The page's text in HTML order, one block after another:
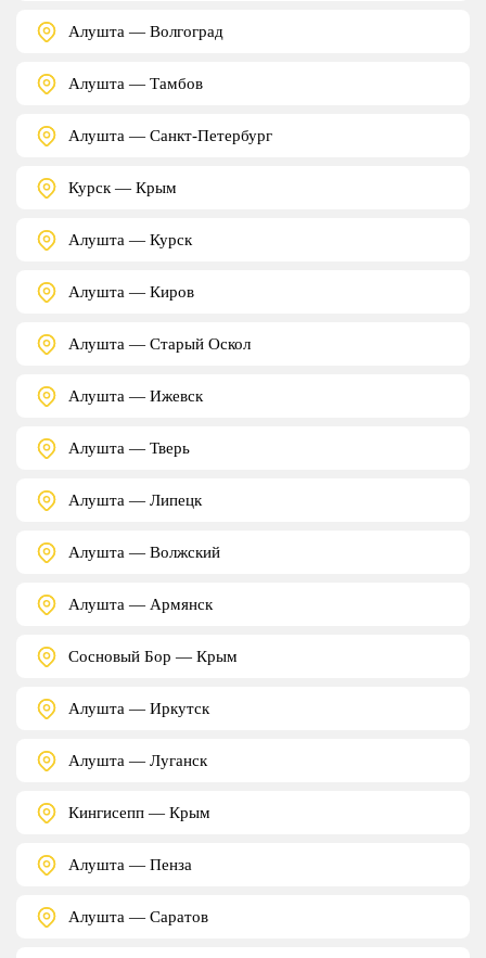
Алушта — Волгоград
Алушта — Тамбов
Алушта — Санкт-Петербург
Курск — Крым
Алушта — Курск
Алушта — Киров
Алушта — Старый Оскол
Алушта — Ижевск
Алушта — Тверь
Алушта — Липецк
Алушта — Волжский
Алушта — Армянск
Сосновый Бор — Крым
Алушта — Иркутск
Алушта — Луганск
Кингисепп — Крым
Алушта — Пенза
Алушта — Саратов